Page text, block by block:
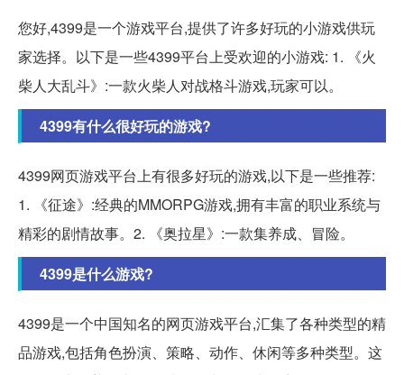
您好,4399是一个游戏平台,提供了许多好玩的小游戏供玩
家选择。以下是一些4399平台上受欢迎的小游戏: 1. 《火
柴人大乱斗》:一款火柴人对战格斗游戏,玩家可以。
4399有什么很好玩的游戏?
4399网页游戏平台上有很多好玩的游戏,以下是一些推荐:
1. 《征途》:经典的MMORPG游戏,拥有丰富的职业系统与
精彩的剧情故事。2. 《奥拉星》:一款集养成、冒险。
4399是什么游戏?
4399是一个中国知名的网页游戏平台,汇集了各种类型的精
品游戏,包括角色扮演、策略、动作、休闲等多种类型。这